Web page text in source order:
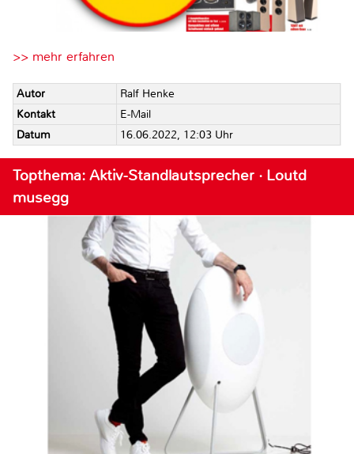
>> mehr erfahren
Autor
Ralf Henke
Kontakt
E-Mail
Datum
16.06.2022, 12:03 Uhr
Topthema: Aktiv-Standlautsprecher · Loutd
musegg